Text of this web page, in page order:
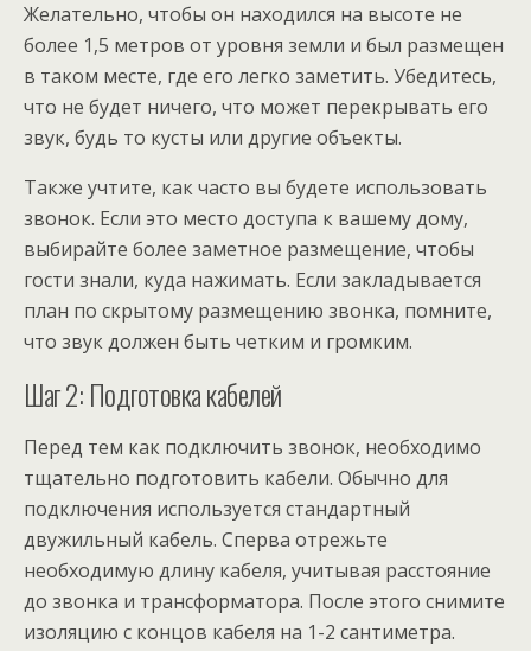
Желательно, чтобы он находился на высоте не
более 1,5 метров от уровня земли и был размещен
в таком месте, где его легко заметить. Убедитесь,
что не будет ничего, что может перекрывать его
звук, будь то кусты или другие объекты.
Также учтите, как часто вы будете использовать
звонок. Если это место доступа к вашему дому,
выбирайте более заметное размещение, чтобы
гости знали, куда нажимать. Если закладывается
план по скрытому размещению звонка, помните,
что звук должен быть четким и громким.
Шаг 2: Подготовка кабелей
Перед тем как подключить звонок, необходимо
тщательно подготовить кабели. Обычно для
подключения используется стандартный
двужильный кабель. Сперва отрежьте
необходимую длину кабеля, учитывая расстояние
до звонка и трансформатора. После этого снимите
изоляцию с концов кабеля на 1-2 сантиметра.